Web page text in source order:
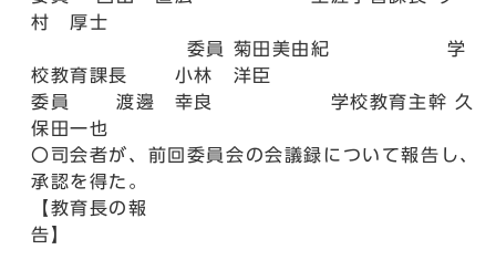
村 厚士
委員 菊田美由紀 学
校教育課長 小林 洋臣
委員 渡邊 幸良 学校教育主幹 久
保田一也
〇司会者が、前回委員会の会議録について報告し、
承認を得た。
【教育長の報
告】